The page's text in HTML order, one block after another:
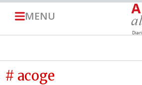
MENU
# acoge